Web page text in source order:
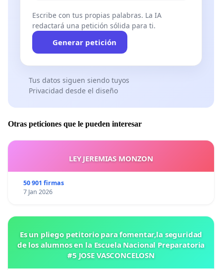
Escribe con tus propias palabras. La IA
redactará una petición sólida para ti.
Generar petición
Tus datos siguen siendo tuyos
Privacidad desde el diseño
Otras peticiones que le pueden interesar
LEY JEREMIAS MONZON
50 901 firmas
7 Jan 2026
Es un pliego petitorio para fomentar,la seguridad
de los alumnos en la Escuela Nacional Preparatoria
#5 JOSE VASCONCELOSN